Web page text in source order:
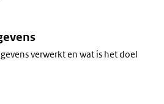
verwerkt en wat is het doel